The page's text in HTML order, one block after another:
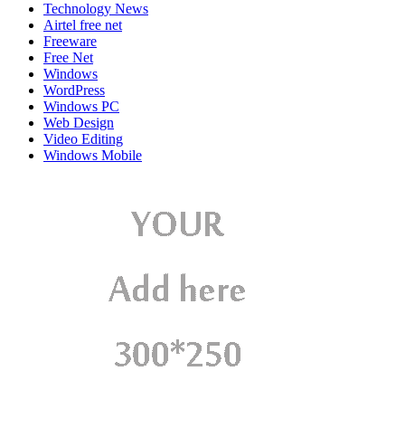
Technology News
Airtel free net
Freeware
Free Net
Windows
WordPress
Windows PC
Web Design
Video Editing
Windows Mobile